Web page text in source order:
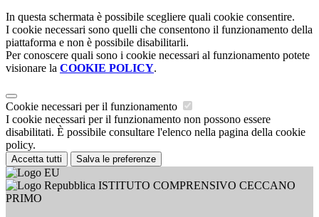
In questa schermata è possibile scegliere quali cookie consentire.
I cookie necessari sono quelli che consentono il funzionamento della
piattaforma e non è possibile disabilitarli.
Per conoscere quali sono i cookie necessari al funzionamento potete
visionare la COOKIE POLICY.
Cookie necessari per il funzionamento
I cookie necessari per il funzionamento non possono essere
disabilitati. È possibile consultare l'elenco nella pagina della cookie
policy.
Accetta tutti Salva le preferenze
ISTITUTO COMPRENSIVO CECCANO
PRIMO